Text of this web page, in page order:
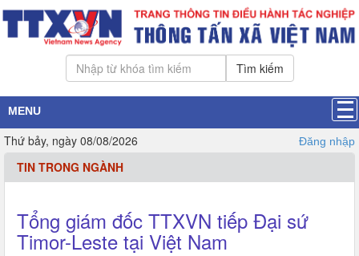
Tìm kiếm
MENU
Thứ bảy, ngày 08/08/2026 Đăng nhập
TIN TRONG NGÀNH
Tổng giám đốc TTXVN tiếp Đại sứ
Timor-Leste tại Việt Nam